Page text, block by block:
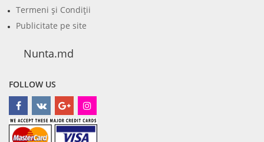
Termeni şi Condiţii
Publicitate pe site
Nunta.md
FOLLOW US